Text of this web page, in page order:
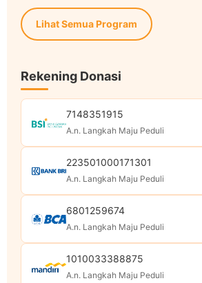
Lihat Semua Program
Rekening Donasi
7148351915
A.n. Langkah Maju Peduli
223501000171301
A.n. Langkah Maju Peduli
6801259674
A.n. Langkah Maju Peduli
1010033388875
A.n. Langkah Maju Peduli